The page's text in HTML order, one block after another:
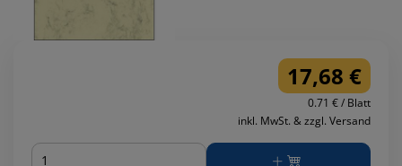
17,68 €
0.71 € / Blatt
inkl. MwSt. & zzgl. Versand
Menge